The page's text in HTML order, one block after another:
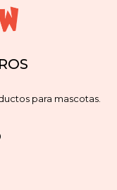
para mascotas.